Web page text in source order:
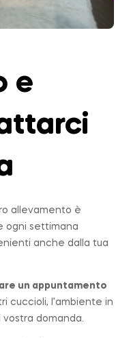
e
allevamento è
ogni settimana
anche dalla tua
un appuntamento
cuccioli, l’ambiente in
domanda.